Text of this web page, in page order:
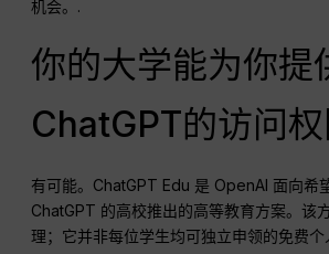
机会。.
你的大学能为你提
ChatGPT的访问权
有可能。ChatGPT Edu 是 OpenAI 面向希
ChatGPT 的高校推出的高等教育方案。该
理；它并非每位学生均可独立申领的免费个